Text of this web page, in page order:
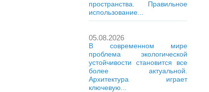
пространства. Правильное
использование...
05.08.2026
В современном мире
проблема экологической
устойчивости становится все
более актуальной.
Архитектура играет
ключевую...